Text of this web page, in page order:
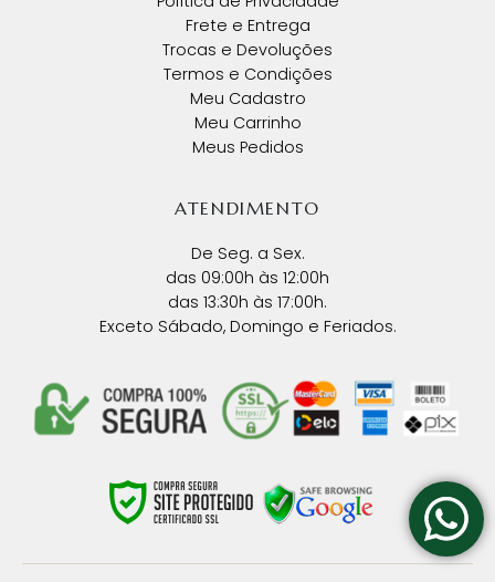
Frete e Entrega
Trocas e Devoluções
Termos e Condições
Meu Cadastro
Meu Carrinho
Meus Pedidos
ATENDIMENTO
De Seg. a Sex.
das 09:00h às 12:00h
das 13:30h às 17:00h.
Exceto Sábado, Domingo e Feriados.